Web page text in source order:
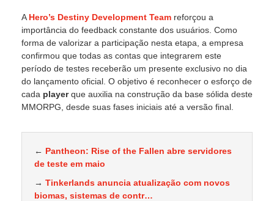
A Hero’s Destiny Development Team reforçou a
importância do feedback constante dos usuários. Como
forma de valorizar a participação nesta etapa, a empresa
confirmou que todas as contas que integrarem este
período de testes receberão um presente exclusivo no dia
do lançamento oficial. O objetivo é reconhecer o esforço de
cada playerque auxilia na construção da base sólida deste
MMORPG, desde suas fases iniciais até a versão final.
← Pantheon: Rise of the Fallen abre servidores
de teste em maio
→ Tinkerlands anuncia atualização com novos
biomas, sistemas de contr…